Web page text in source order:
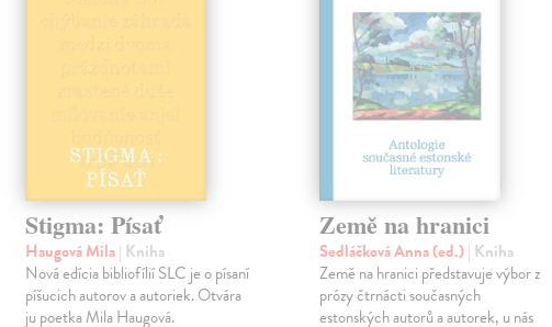
Stigma: Písať
Haugová Mila| Kniha
Nová edícia bibliofílií SLC je o písaní
píšucich autorov a autoriek. Otvára
ju poetka Mila Haugová.
Země na hranici
Sedláčková Anna (ed.)| Kniha
Země na hranici představuje výbor z
prózy čtrnácti současných
estonských autorů a autorek, u nás